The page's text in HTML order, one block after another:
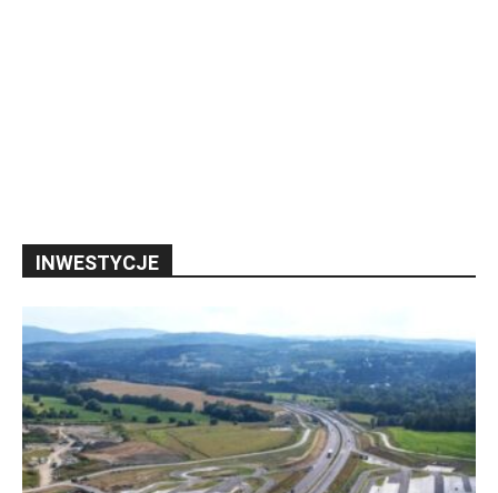
INWESTYCJE